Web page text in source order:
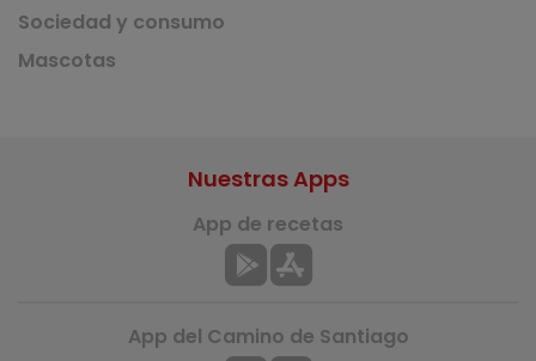
Sociedad y consumo
Mascotas
Nuestras Apps
App de recetas
App del Camino de Santiago